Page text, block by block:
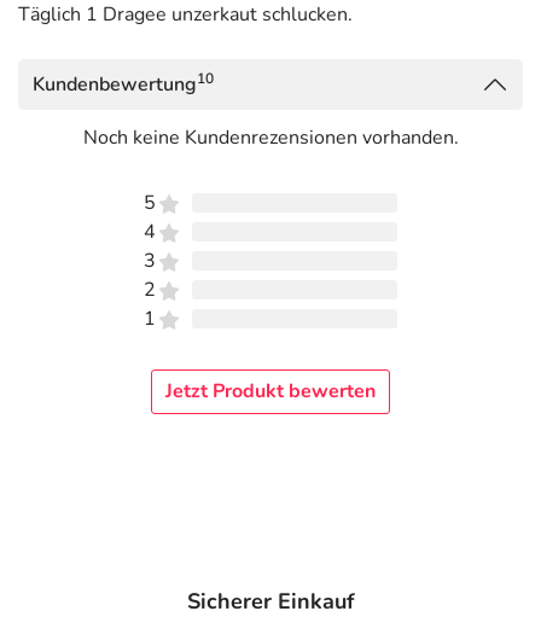
Täglich 1 Dragee unzerkaut schlucken.
Kundenbewertung10
Noch keine Kundenrezensionen vorhanden.
5
4
3
2
1
Jetzt Produkt bewerten
Sicherer Einkauf